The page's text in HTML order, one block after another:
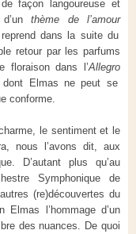
façon langoureuse et
d’unthème de l’amour
reprend dans la suite du
retour par les parfums
floraison dans l’Allegro
Elmas ne peut se
conforme.
le sentiment et le
nous l’avons dit, aux
D’autant plus qu’au
Symphonique de
(re)découvertes du
l’hommage d’un
des nuances. De quoi